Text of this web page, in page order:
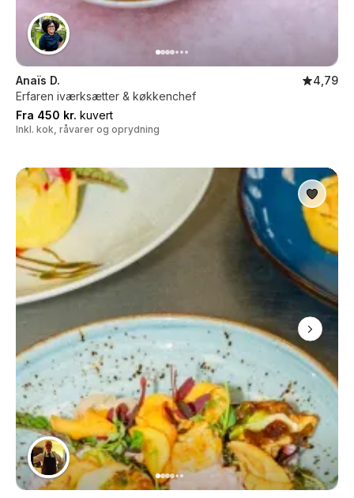
Anaïs D.
4,79
Erfaren iværksætter & køkkenchef
Fra 450 kr. kuvert
Inkl. kok, råvarer og oprydning